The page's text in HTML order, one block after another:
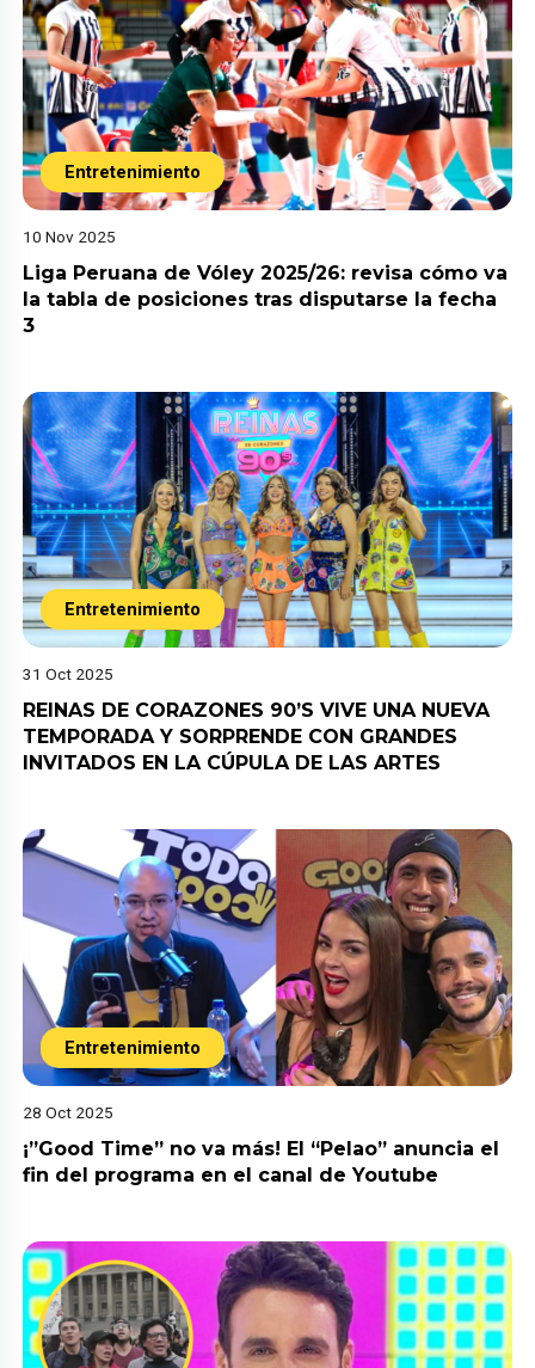
Entretenimiento
10 Nov 2025
Liga Peruana de Vóley 2025/26: revisa cómo va
la tabla de posiciones tras disputarse la fecha
3
Entretenimiento
31 Oct 2025
REINAS DE CORAZONES 90’S VIVE UNA NUEVA
TEMPORADA Y SORPRENDE CON GRANDES
INVITADOS EN LA CÚPULA DE LAS ARTES
Entretenimiento
28 Oct 2025
¡”Good Time” no va más! El “Pelao” anuncia el
fin del programa en el canal de Youtube